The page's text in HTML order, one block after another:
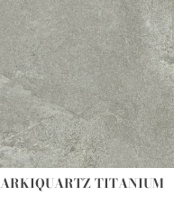
ARKIQUARTZ TITANIUM